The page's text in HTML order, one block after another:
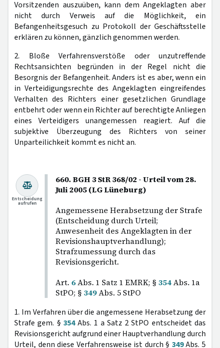
Vorsitzenden auszuüben, kann dem Angeklagten aber
nicht durch Verweis auf die Möglichkeit, ein
Befangenheitsgesuch zu Protokoll der Geschäftsstelle
erklären zu können, gänzlich genommen werden.
2. Bloße Verfahrensverstöße oder unzutreffende
Rechtsansichten begründen in der Regel nicht die
Besorgnis der Befangenheit. Anders ist es aber, wenn ein
in Verteidigungsrechte des Angeklagten eingreifendes
Verhalten des Richters einer gesetzlichen Grundlage
entbehrt oder wenn ein Richter auf berechtigte Anliegen
eines Verteidigers unangemessen reagiert. Auf die
subjektive Überzeugung des Richters von seiner
Unparteilichkeit kommt es nicht an.
660. BGH 3 StR 368/02 - Urteil vom 28.
Juli 2005 (LG Lüneburg)
Angemessene Herabsetzung der Strafe
(Entscheidung durch Urteil;
Anwesenheit des Angeklagten in der
Revisionshauptverhandlung);
Strafzumessung durch das
Revisionsgericht.
Art. 6Abs. 1 Satz 1 EMRK; § 354Abs. 1a
StPO; § 349Abs. 5 StPO
Entscheidung
aufrufen
1. Im Verfahren über die angemessene Herabsetzung der
Strafe gem. § 354Abs. 1 a Satz 2 StPO entscheidet das
Revisionsgericht aufgrund einer Hauptverhandlung durch
Urteil, denn diese Verfahrensweise ist durch § 349Abs. 5